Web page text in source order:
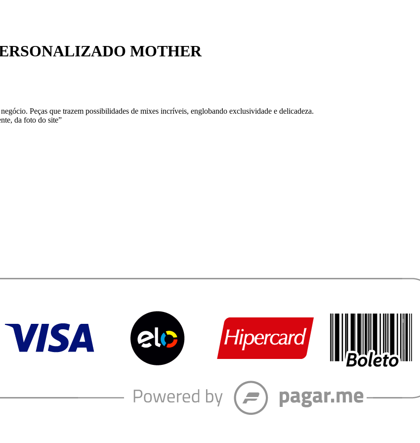
MOTHER
Peças que trazem possibilidades de mixes incríveis, englobando exclusividade e delicadeza.
da foto do site”